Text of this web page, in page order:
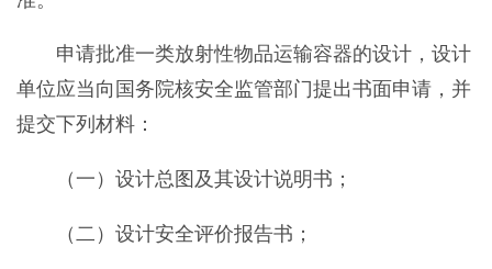
申请批准一类放射性物品运输容器的设计，设计
单位应当向国务院核安全监管部门提出书面申请，并
提交下列材料：
（一）设计总图及其设计说明书；
（二）设计安全评价报告书；